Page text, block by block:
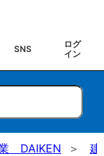
SNS
ログ
イン
業 DAIKEN 建